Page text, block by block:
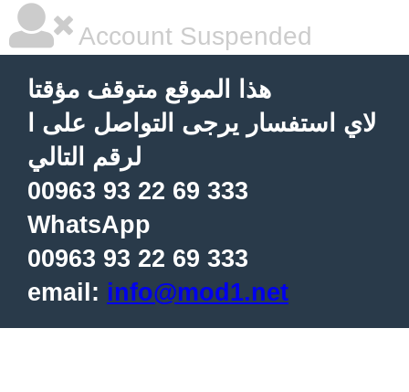
Account Suspended
هذا الموقع متوقف مؤقتا
لاي استفسار يرجى التواصل على ا
لرقم التالي
00963 93 22 69 333
WhatsApp
00963 93 22 69 333
email: info@mod1.net